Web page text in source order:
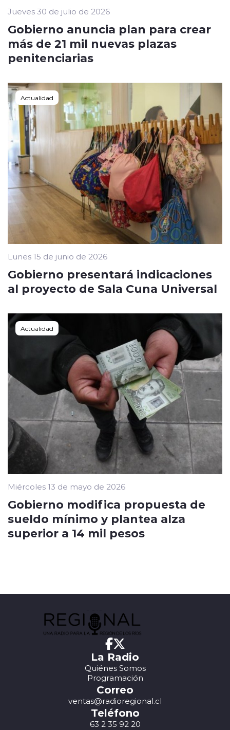
Jueves 30 de julio de 2026
Gobierno anuncia plan para crear
más de 21 mil nuevas plazas
penitenciarias
Actualidad
Lunes 15 de junio de 2026
Gobierno presentará indicaciones
al proyecto de Sala Cuna Universal
Actualidad
Miércoles 13 de mayo de 2026
Gobierno modifica propuesta de
sueldo mínimo y plantea alza
superior a 14 mil pesos
La Radio
Quiénes Somos
Programación
Correo
ventas@radioregional.cl
Teléfono
63 2 35 92 20